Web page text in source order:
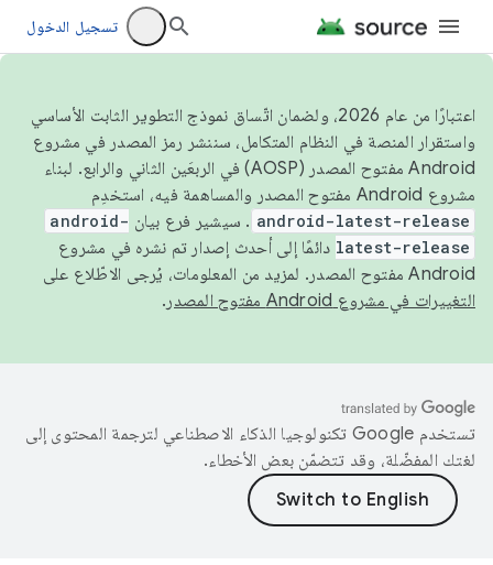
تسجيل الدخول
اعتبارًا من عام 2026، ولضمان اتّساق نموذج التطوير الثابت الأساسي
واستقرار المنصة في النظام المتكامل، سننشر رمز المصدر في مشروع
Android مفتوح المصدر (AOSP) في الربعَين الثاني والرابع. لبناء
مشروع Android مفتوح المصدر والمساهمة فيه، استخدِم
android-latest-release . سيشير فرع بيان android-
latest-release دائمًا إلى أحدث إصدار تم نشره في مشروع
Android مفتوح المصدر. لمزيد من المعلومات، يُرجى الاطّلاع على
التغييرات في مشروع Android مفتوح المصدر
.
تستخدم Google تكنولوجيا الذكاء الاصطناعي لترجمة المحتوى إلى
لغتك المفضّلة، وقد تتضمّن بعض الأخطاء.